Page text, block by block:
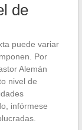
de
puede variar
Por
Alemán
nivel de
infórmese